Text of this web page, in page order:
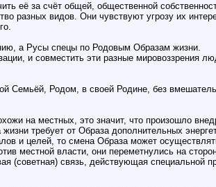
её за счёт общей, общественной
разных видов. Они чувствуют угрозу их
а Русы спецы по Родовым Образам жизни.
и совместить эти разные мировоззрения
Семьёй, Родом, в своей Родине, без
на местных, это значит, что произошло
требует от Образа дополнительных
и целей, то смена Образа может
местной власти, они переметнулись на
(советная) связь, действующая